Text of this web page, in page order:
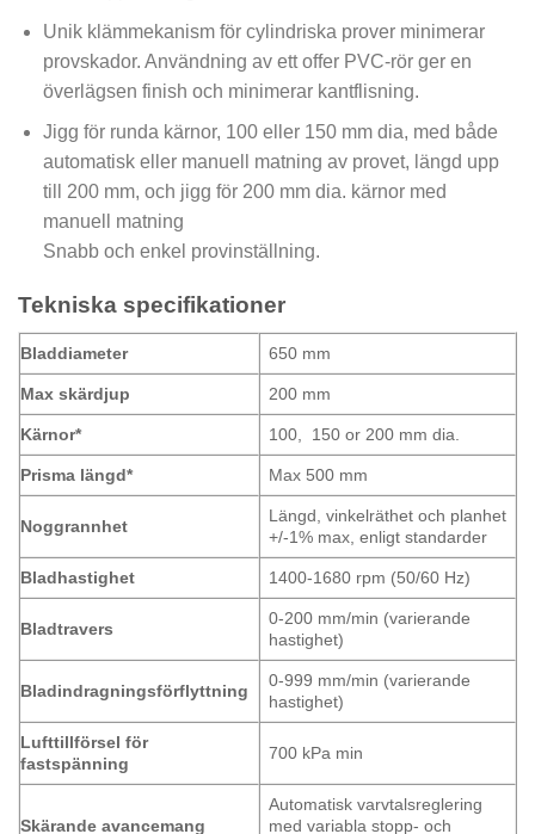
Unik klämmekanism för cylindriska prover minimerar
provskador. Användning av ett offer PVC-rör ger en
överlägsen finish och minimerar kantflisning.
Jigg för runda kärnor, 100 eller 150 mm dia, med både
automatisk eller manuell matning av provet, längd upp
till 200 mm, och jigg för 200 mm dia. kärnor med
manuell matning
Snabb och enkel provinställning.
Tekniska specifikationer
Bladdiameter 650 mm
Max skärdjup 200 mm
Kärnor* 100, 150 or 200 mm dia.
Prisma längd* Max 500 mm
Noggrannhet
Längd, vinkelräthet och planhet
+/-1% max, enligt standarder
Bladhastighet 1400-1680 rpm (50/60 Hz)
Bladtravers
0-200 mm/min (varierande
hastighet)
Bladindragningsförflyttning
0-999 mm/min (varierande
hastighet)
Lufttillförsel för
fastspänning
700 kPa min
Skärande avancemang
Automatisk varvtalsreglering
med variabla stopp- och